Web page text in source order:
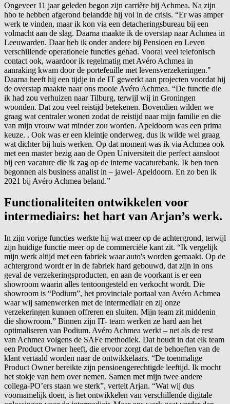
Ongeveer 11 jaar geleden begon zijn carrière bij Achmea. Na zijn
hbo te hebben afgerond belandde hij vol in de crisis. “Er was amper
werk te vinden, maar ik kon via een detacheringsbureau bij een
volmacht aan de slag. Daarna maakte ik de overstap naar Achmea in
Leeuwarden. Daar heb ik onder andere bij Pensioen en Leven
verschillende operationele functies gehad. Vooral veel telefonisch
contact ook, waardoor ik regelmatig met Avéro Achmea in
aanraking kwam door de portefeuille met levensverzekeringen."
Daarna heeft hij een tijdje in de IT gewerkt aan projecten voordat hij
de overstap maakte naar ons mooie Avéro Achmea. “De functie die
ik had zou verhuizen naar Tilburg, terwijl wij in Groningen
woonden. Dat zou veel reistijd betekenen. Bovendien wilden we
graag wat centraler wonen zodat de reistijd naar mijn familie en die
van mijn vrouw wat minder zou worden. Apeldoorn was een prima
keuze. . Ook was er een kleintje onderweg, dus ik wilde wel graag
wat dichter bij huis werken. Op dat moment was ik via Achmea ook
met een master bezig aan de Open Universiteit die perfect aansloot
bij een vacature die ik zag op de interne vacaturebank. Ik ben toen
begonnen als business analist in – jawel- Apeldoorn. En zo ben ik
2021 bij Avéro Achmea beland.”
Functionaliteiten ontwikkelen voor
intermediairs: het hart van Arjan’s werk.
In zijn vorige functies werkte hij wat meer op de achtergrond, terwijl
zijn huidige functie meer op de commerciële kant zit. “Ik vergelijk
mijn werk altijd met een fabriek waar auto's worden gemaakt. Op de
achtergrond wordt er in de fabriek hard gebouwd, dat zijn in ons
geval de verzekeringsproducten, en aan de voorkant is er een
showroom waarin alles tentoongesteld en verkocht wordt. Die
showroom is “Podium”, het provinciale portaal van Avéro Achmea
waar wij samenwerken met de intermediair en zij onze
verzekeringen kunnen offreren en sluiten. Mijn team zit middenin
die showroom.” Binnen zijn IT- team werken ze hard aan het
optimaliseren van Podium. Avéro Achmea werkt – net als de rest
van Achmea volgens de SAFe methodiek. Dat houdt in dat elk team
een Product Owner heeft, die ervoor zorgt dat de behoeften van de
klant vertaald worden naar de ontwikkelaars. “De toenmalige
Product Owner bereikte zijn pensioengerechtigde leeftijd. Ik mocht
het stokje van hem over nemen. Samen met mijn twee andere
collega-PO’ers staan we sterk”, vertelt Arjan. “Wat wij dus
voornamelijk doen, is het ontwikkelen van verschillende digitale